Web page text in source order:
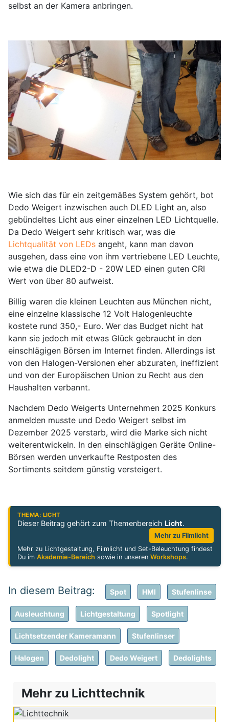
selbst an der Kamera anbringen.
Wie sich das für ein zeitgemäßes System gehört, bot
Dedo Weigert inzwischen auch DLED Light an, also
gebündeltes Licht aus einer einzelnen LED Lichtquelle.
Da Dedo Weigert sehr kritisch war, was die
Lichtqualität von LEDs angeht, kann man davon
ausgehen, dass eine von ihm vertriebene LED Leuchte,
wie etwa die DLED2-D - 20W LED einen guten CRI
Wert von über 80 aufweist.
Billig waren die kleinen Leuchten aus München nicht,
eine einzelne klassische 12 Volt Halogenleuchte
kostete rund 350,- Euro. Wer das Budget nicht hat
kann sie jedoch mit etwas Glück gebraucht in den
einschlägigen Börsen im Internet finden. Allerdings ist
von den Halogen-Versionen eher abzuraten, ineffizient
und von der Europäischen Union zu Recht aus den
Haushalten verbannt.
Nachdem Dedo Weigerts Unternehmen 2025 Konkurs
anmelden musste und Dedo Weigert selbst im
Dezember 2025 verstarb, wird die Marke sich nicht
weiterentwickeln. In den einschlägigen Geräte Online-
Börsen werden unverkaufte Restposten des
Sortiments seitdem günstig versteigert.
THEMA: LICHT
Dieser Beitrag gehört zum Themenbereich Licht.
Mehr zu Filmlicht
Mehr zu Lichtgestaltung, Filmlicht und Set-Beleuchtung findest
Du imAkademie-Bereich sowie in unserenWorkshops.
Spot HMI Stufenlinse
Ausleuchtung Lichtgestaltung Spotlight
Lichtsetzender Kameramann Stufenlinser
Halogen Dedolight Dedo Weigert Dedolights
Mehr zu Lichttechnik